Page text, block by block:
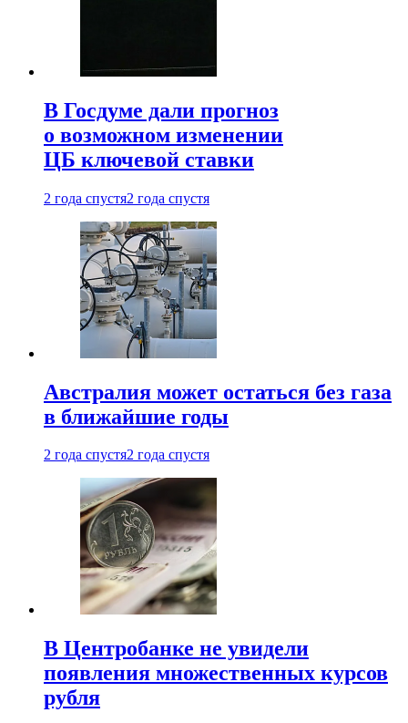
В Госдуме дали прогноз
о возможном изменении
ЦБ ключевой ставки
2 года спустя2 года спустя
Австралия может остаться без газа
в ближайшие годы
2 года спустя2 года спустя
В Центробанке не увидели
появления множественных курсов
рубля